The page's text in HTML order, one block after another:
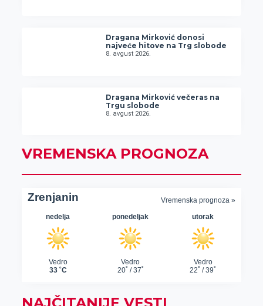
Dragana Mirković donosi
najveće hitove na Trg slobode
8. avgust 2026.
Dragana Mirković večeras na
Trgu slobode
8. avgust 2026.
VREMENSKA PROGNOZA